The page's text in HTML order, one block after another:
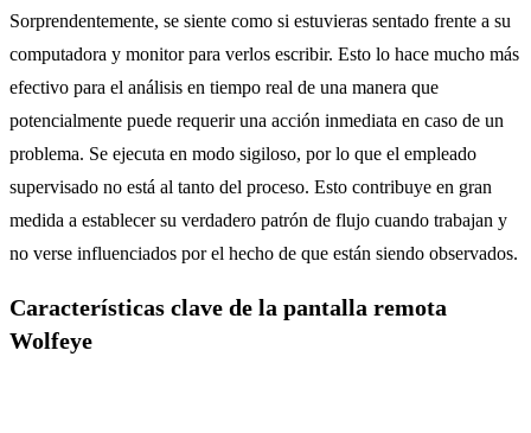
Sorprendentemente, se siente como si estuvieras sentado frente a su
computadora y monitor para verlos escribir. Esto lo hace mucho más
efectivo para el análisis en tiempo real de una manera que
potencialmente puede requerir una acción inmediata en caso de un
problema. Se ejecuta en modo sigiloso, por lo que el empleado
supervisado no está al tanto del proceso. Esto contribuye en gran
medida a establecer su verdadero patrón de flujo cuando trabajan y
no verse influenciados por el hecho de que están siendo observados.
Características clave de la pantalla remota
Wolfeye